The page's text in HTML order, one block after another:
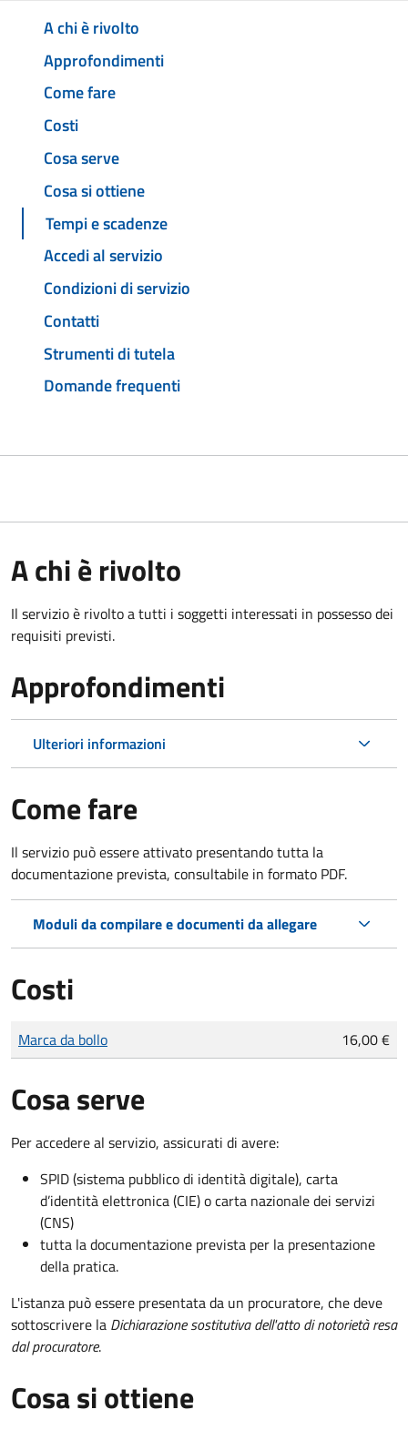
A chi è rivolto
Approfondimenti
Come fare
Costi
Cosa serve
Cosa si ottiene
Tempi e scadenze
Accedi al servizio
Condizioni di servizio
Contatti
Strumenti di tutela
Domande frequenti
A chi è rivolto
Il servizio è rivolto a tutti i soggetti interessati in possesso dei
requisiti previsti.
Approfondimenti
Ulteriori informazioni
Come fare
Il servizio può essere attivato presentando tutta la
documentazione prevista, consultabile in formato PDF.
Moduli da compilare e documenti da allegare
Costi
Tipo di pagamento
Importo
Marca da bollo 16,00 €
Cosa serve
Per accedere al servizio, assicurati di avere:
SPID (sistema pubblico di identità digitale), carta
d’identità elettronica (CIE) o carta nazionale dei servizi
(CNS)
tutta la documentazione prevista per la presentazione
della pratica.
L'istanza può essere presentata da un procuratore, che deve
sottoscrivere la Dichiarazione sostitutiva dell'atto di notorietà resa
dal procuratore.
Cosa si ottiene